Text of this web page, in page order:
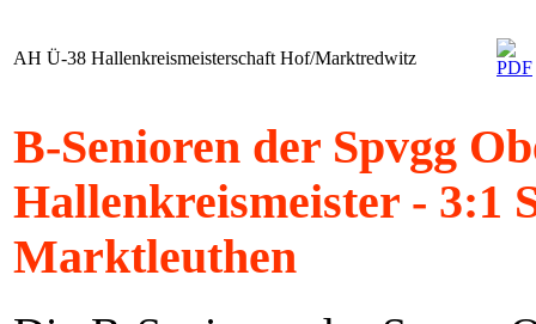
AH Ü-38 Hallenkreismeisterschaft Hof/Marktredwitz
B-Senioren der Spvgg
Hallenkreismeister - 3:1
Marktleuthen